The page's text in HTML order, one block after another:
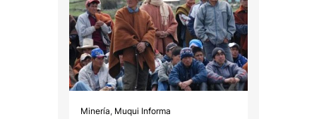
Minería, Muqui Informa